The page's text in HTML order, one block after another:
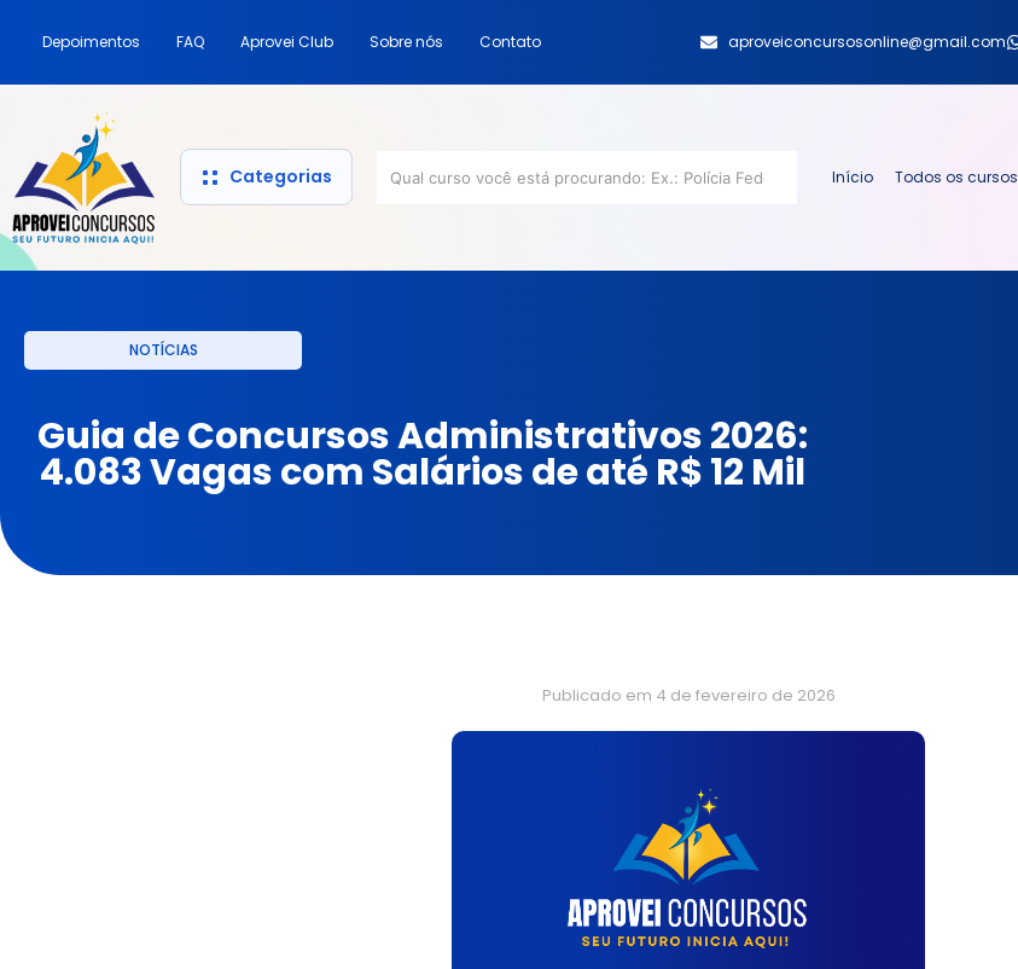
Depoimentos FAQ Aprovei Club Sobre nós Contato aproveiconcursosonline@gmail.com
Categorias Início Todos os cursos
NOTÍCIAS
Guia de Concursos Administrativos 2026:
4.083 Vagas com Salários de até R$ 12 Mil
Publicado em 4 de fevereiro de 2026